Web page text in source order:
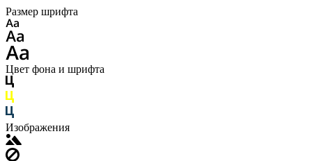
Размер шрифта
Цвет фона и шрифта
Изображения